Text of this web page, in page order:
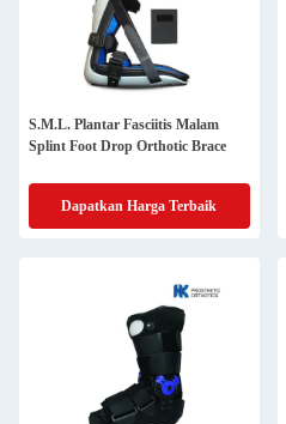
S.M.L. Plantar Fasciitis Malam
Splint Foot Drop Orthotic Brace
Dapatkan Harga Terbaik